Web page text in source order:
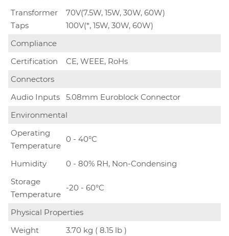
Transformer
Taps
70V(7.5W, 15W, 30W, 60W)
100V(*, 15W, 30W, 60W)
Compliance
Certification
CE, WEEE, RoHs
Connectors
Audio Inputs
5.08mm Euroblock Connector
Environmental
Operating
Temperature
0 - 40°C
Humidity
0 - 80% RH, Non-Condensing
Storage
Temperature
-20 - 60°C
Physical Properties
Weight
3.70 kg ( 8.15 lb )